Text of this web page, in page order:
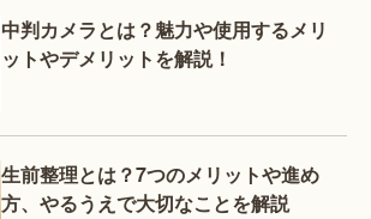
中判カメラとは？魅力や使用するメリ
ットやデメリットを解説！
生前整理とは？7つのメリットや進め
方、やるうえで大切なことを解説